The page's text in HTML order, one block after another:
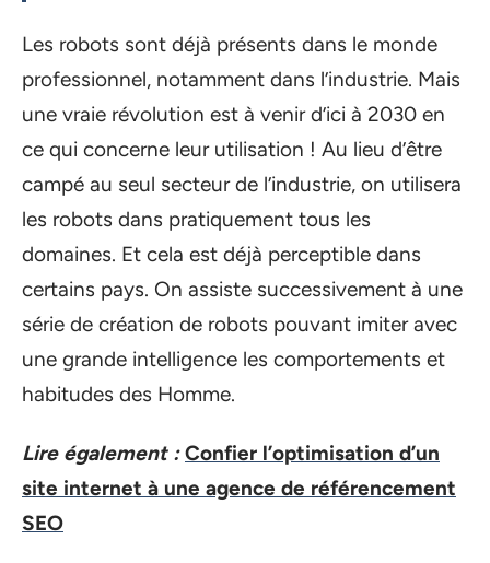
Les robots sont déjà présents dans le monde
professionnel, notamment dans l’industrie. Mais
une vraie révolution est à venir d’ici à 2030 en
ce qui concerne leur utilisation ! Au lieu d’être
campé au seul secteur de l’industrie, on utilisera
les robots dans pratiquement tous les
domaines. Et cela est déjà perceptible dans
certains pays. On assiste successivement à une
série de création de robots pouvant imiter avec
une grande intelligence les comportements et
habitudes des Homme.
Lire également : Confier l’optimisation d’un
site internet à une agence de référencement
SEO